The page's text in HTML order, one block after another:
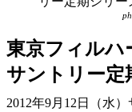
東京フィルハ
サントリー定
2012年9月12日（水